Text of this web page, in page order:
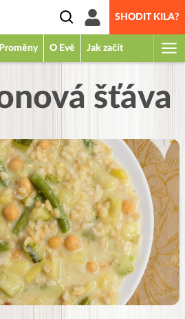
SHODIT KILA?
Proměny O Evě Jak začít
šťáva